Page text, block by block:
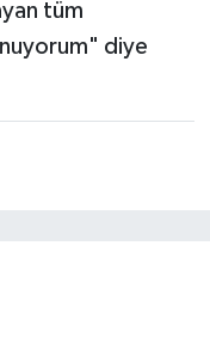
tüm
diye